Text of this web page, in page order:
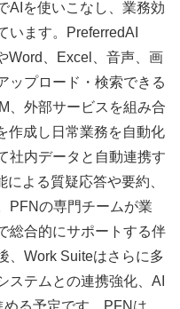
AIを使いこなし、業務効
います。PreferredAI
Word、Excel、音声、画
ップロード・検索できる
、外部サービスを組み合
作成し日常業務を自動化
社内データと自動連携す
よる質疑応答や要約、
PFNの専門チームが業
総合的にサポートする伴
、Work Suiteはさらに多
ステムとの連携強化、AI
る予定です。PFNは